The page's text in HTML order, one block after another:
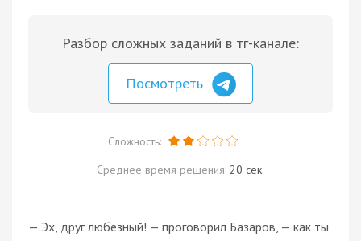
Разбор сложных заданий в тг-канале:
Посмотреть
Сложность:
Среднее время решения: 20 сек.
— Эх, друг любезный! — проговорил Базаров, — как ты